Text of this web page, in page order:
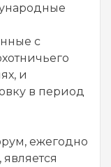
с
и
в период
ежегодно